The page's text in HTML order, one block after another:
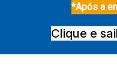
*Após a
Clique e